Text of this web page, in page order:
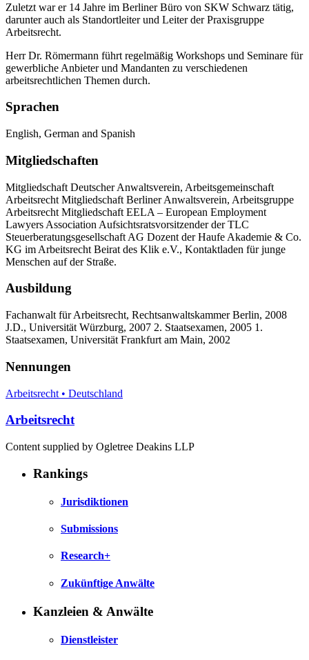
Zuletzt war er 14 Jahre im Berliner Büro von SKW Schwarz tätig,
darunter auch als Standortleiter und Leiter der Praxisgruppe
Arbeitsrecht.
Herr Dr. Römermann führt regelmäßig Workshops und Seminare für
gewerbliche Anbieter und Mandanten zu verschiedenen
arbeitsrechtlichen Themen durch.
Sprachen
English, German and Spanish
Mitgliedschaften
Mitgliedschaft Deutscher Anwaltsverein, Arbeitsgemeinschaft
Arbeitsrecht Mitgliedschaft Berliner Anwaltsverein, Arbeitsgruppe
Arbeitsrecht Mitgliedschaft EELA – European Employment
Lawyers Association Aufsichtsratsvorsitzender der TLC
Steuerberatungsgesellschaft AG Dozent der Haufe Akademie & Co.
KG im Arbeitsrecht Beirat des Klik e.V., Kontaktladen für junge
Menschen auf der Straße.
Ausbildung
Fachanwalt für Arbeitsrecht, Rechtsanwaltskammer Berlin, 2008
J.D., Universität Würzburg, 2007 2. Staatsexamen, 2005 1.
Staatsexamen, Universität Frankfurt am Main, 2002
Nennungen
Arbeitsrecht • Deutschland
Arbeitsrecht
Content supplied by Ogletree Deakins LLP
Rankings
Jurisdiktionen
Submissions
Research+
Zukünftige Anwälte
Kanzleien & Anwälte
Dienstleister